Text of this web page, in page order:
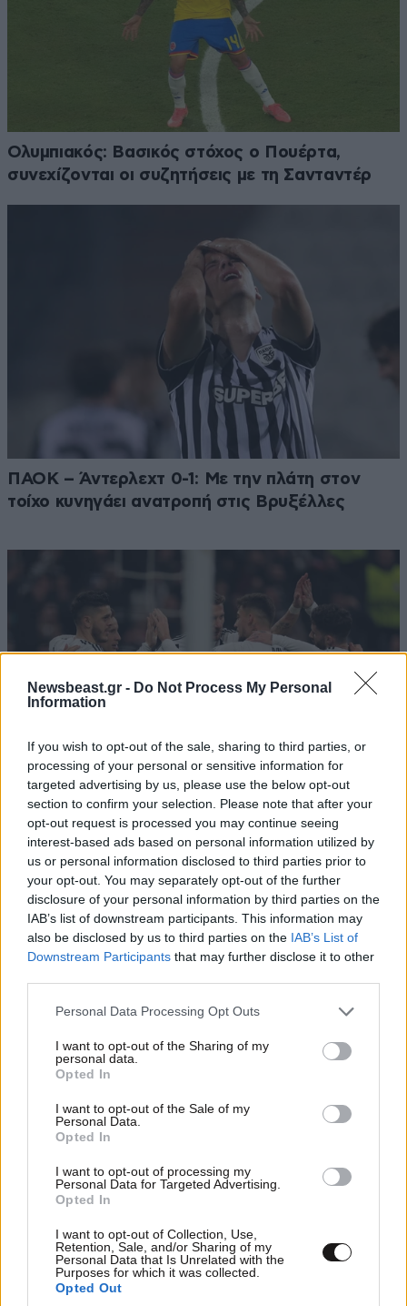
Newsbeast.gr - Do Not Process My Personal
Information
If you wish to opt-out of the sale, sharing to third parties, or
processing of your personal or sensitive information for
targeted advertising by us, please use the below opt-out
section to confirm your selection. Please note that after your
opt-out request is processed you may continue seeing
interest-based ads based on personal information utilized by
us or personal information disclosed to third parties prior to
your opt-out. You may separately opt-out of the further
disclosure of your personal information by third parties on the
IAB’s list of downstream participants. This information may
also be disclosed by us to third parties on the IAB’s List of
Downstream Participants that may further disclose it to other
Please note that this website/app uses one or more Google
not limited to your visit or usage behaviour. You may click to
grant or deny consent to Google and its third-party tags to
use your data for below specified purposes in below Google
consent section.
Personal Data Processing Opt Outs
I want to opt-out of the Sharing of my
personal data.
Opted In
I want to opt-out of the Sale of my
Personal Data.
Opted In
I want to opt-out of processing my
Personal Data for Targeted Advertising.
Opted In
I want to opt-out of Collection, Use,
Retention, Sale, and/or Sharing of my
Personal Data that Is Unrelated with the
Purposes for which it was collected.
Opted Out
Ολυμπιακός: Βασικός στόχος ο Πουέρτα,
συνεχίζονται οι συζητήσεις με τη Σανταντέρ
ΠΑΟΚ – Άντερλεχτ 0-1: Με την πλάτη στον
τοίχο κυνηγάει ανατροπή στις Βρυξέλλες
Παναθηναϊκός: Η Μπεσίκτας… του στέλνει τη
Χράντες Κράλοβε στα προκριματικά του
Europa Conference League
Τζογάρει ο Νίστρουπ, άλλο Κοπεγχάγη κι άλλο
Παναθηναϊκός – Αδικεί Έλληνα άσο!